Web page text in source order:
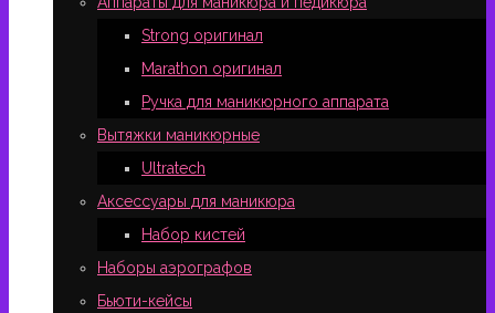
Strong оригинал
Marathon оригинал
Ручка для маникюрного аппарата
Вытяжки маникюрные
Ultratech
Аксессуары для маникюра
Набор кистей
Наборы аэрографов
Бьюти-кейсы